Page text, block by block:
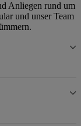
Anliegen rund um
und unser Team